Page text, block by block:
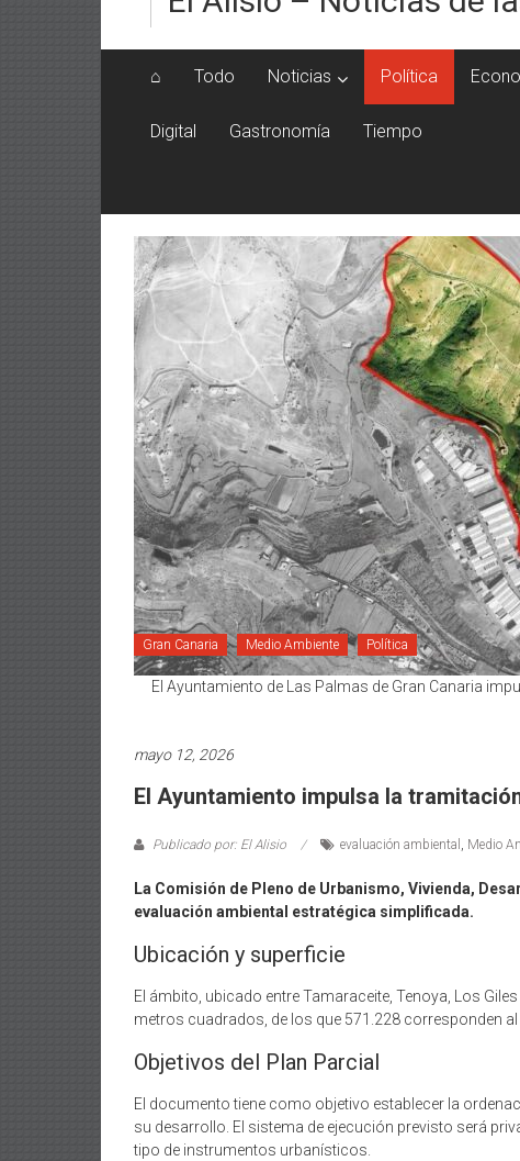
⌂ Todo Noticias Política
Digital Gastronomía Tiempo
Gran Canaria Medio Ambiente Política
El Ayuntamiento de Las Palmas de Gran Canaria
mayo 12, 2026
El Ayuntamiento impulsa la
Publicado por: El Alisio evaluación ambiental , Medio
La Comisión de Pleno de Urbanismo, Vivienda,
evaluación ambiental estratégica simplificada.
Ubicación y superficie
El ámbito, ubicado entre Tamaraceite, Tenoya, Los
metros cuadrados, de los que 571.228 corresponden
Objetivos del Plan Parcial
El documento tiene como objetivo establecer la
su desarrollo. El sistema de ejecución previsto será
tipo de instrumentos urbanísticos.